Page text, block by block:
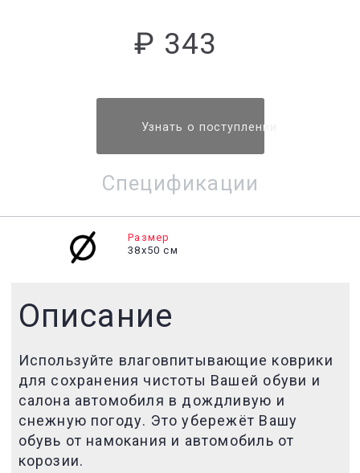
₽ 343
Узнать о поступлении
Спецификации
Размер
38х50 см
Описание
Используйте влаговпитывающие коврики
для сохранения чистоты Вашей обуви и
салона автомобиля в дождливую и
снежную погоду. Это убережёт Вашу
обувь от намокания и автомобиль от
корозии.